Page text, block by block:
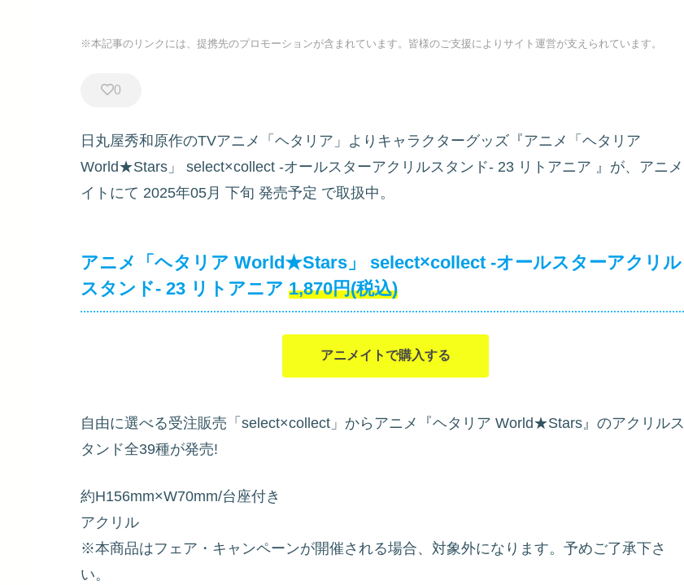
※本記事のリンクには、提携先のプロモーションが含まれています。皆様のご支援によりサイト運営が支えられています。
0
日丸屋秀和原作のTVアニメ「ヘタリア」よりキャラクターグッズ『アニメ「ヘタリア
World★Stars」 select×collect -オールスターアクリルスタンド- 23 リトアニア 』が、アニメ
イトにて 2025年05月 下旬 発売予定 で取扱中。
アニメ「ヘタリア World★Stars」 select×collect -オールスターアクリル
スタンド- 23 リトアニア 1,870円(税込)
アニメイトで購入する
自由に選べる受注販売「select×collect」からアニメ『ヘタリア World★Stars』のアクリルス
タンド全39種が発売!
約H156mm×W70mm/台座付き
アクリル
※本商品はフェア・キャンペーンが開催される場合、対象外になります。予めご了承下さ
い。